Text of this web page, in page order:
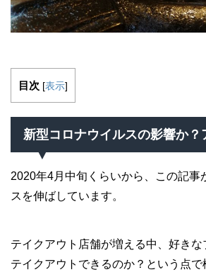
目次 [表示]
新型コロナウイルスの影響か？
2020年4月中旬くらいから、この記事
スを伸ばしています。
テイクアウト店舗が増える中、好き
テイクアウトできるのか？という点